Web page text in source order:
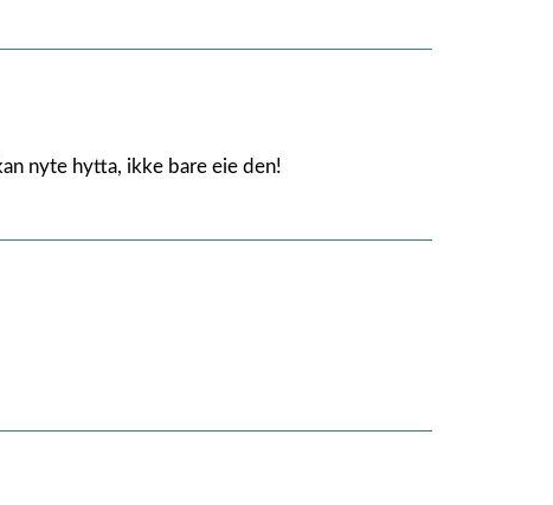
nyte hytta, ikke bare eie den!